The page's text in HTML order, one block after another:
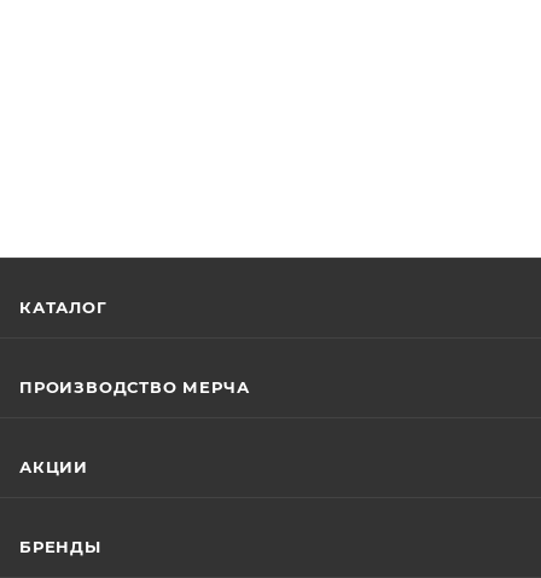
КАТАЛОГ
ПРОИЗВОДСТВО МЕРЧА
АКЦИИ
БРЕНДЫ